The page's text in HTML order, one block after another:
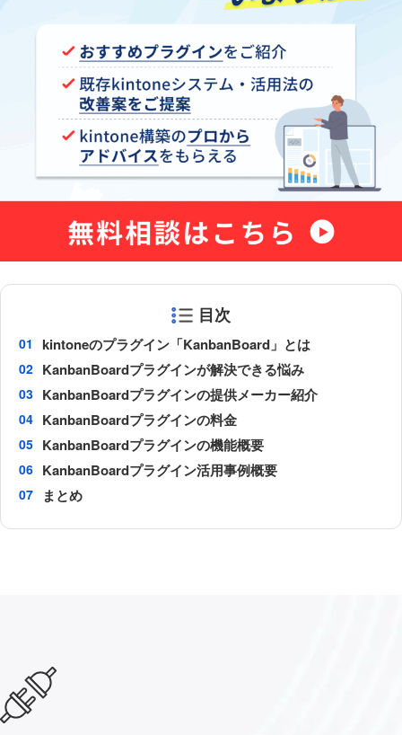
目次
kintoneのプラグイン「KanbanBoard」とは
KanbanBoardプラグインが解決できる悩み
KanbanBoardプラグインの提供メーカー紹介
KanbanBoardプラグインの料金
KanbanBoardプラグインの機能概要
KanbanBoardプラグイン活用事例概要
まとめ